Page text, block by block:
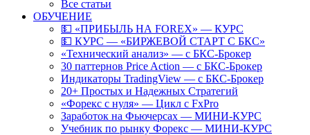
Все статьи
ОБУЧЕНИЕ
💵 «ПРИБЫЛЬ НА FOREX» — КУРС
💵 КУРС — «БИРЖЕВОЙ СТАРТ С БКС»
«Технический анализ» — с БКС-Брокер
30 паттернов Price Action — с БКС-Брокер
Индикаторы TradingView — с БКС-Брокер
20+ Простых и Надежных Стратегий
«Форекс с нуля» — Цикл с FxPro
Заработок на Фьючерсах — МИНИ-КУРС
Учебник по рынку Форекс — МИНИ-КУРС